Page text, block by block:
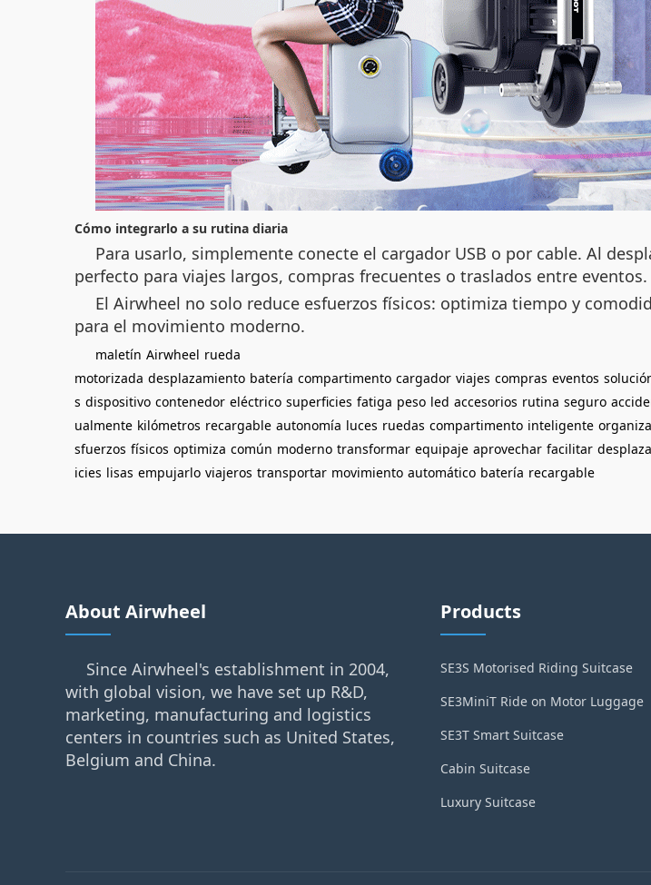
Cómo integrarlo a su rutina diaria
Para usarlo, simplemente conecte el cargador USB o por cable. Al
perfecto para viajes largos, compras frecuentes o traslados entre eventos.
El Airwheel no solo reduce esfuerzos físicos: optimiza tiempo y
para el movimiento moderno.
maletín Airwheel rueda
motorizada desplazamiento batería compartimento cargador viajes compras eventos
s dispositivo contenedor eléctrico superficies fatiga peso led accesorios rutina seguro
ualmente kilómetros recargable autonomía luces ruedas compartimento inteligente organiza
sfuerzos físicos optimiza común moderno transformar equipaje aprovechar facilitar
icies lisas empujarlo viajeros transportar movimiento automático batería recargable
About Airwheel
Since Airwheel's establishment in 2004,
with global vision, we have set up R&D,
marketing, manufacturing and logistics
centers in countries such as United States,
Belgium and China.
Products
SE3S Motorised Riding Suitcase
SE3MiniT Ride on Motor Luggage
SE3T Smart Suitcase
Cabin Suitcase
Luxury Suitcase